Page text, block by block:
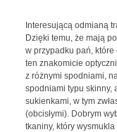
Interesującą odmianą
Dzięki temu, że mają
w przypadku pań,
ten znakomicie
z różnymi spodniami,
spodniami typu skinny,
sukienkami, w tym
(obcisłymi). Dobrym
tkaniny, który wysmukla